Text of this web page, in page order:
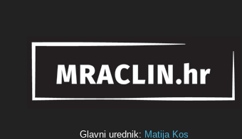
Glavni urednik: Matija Kos